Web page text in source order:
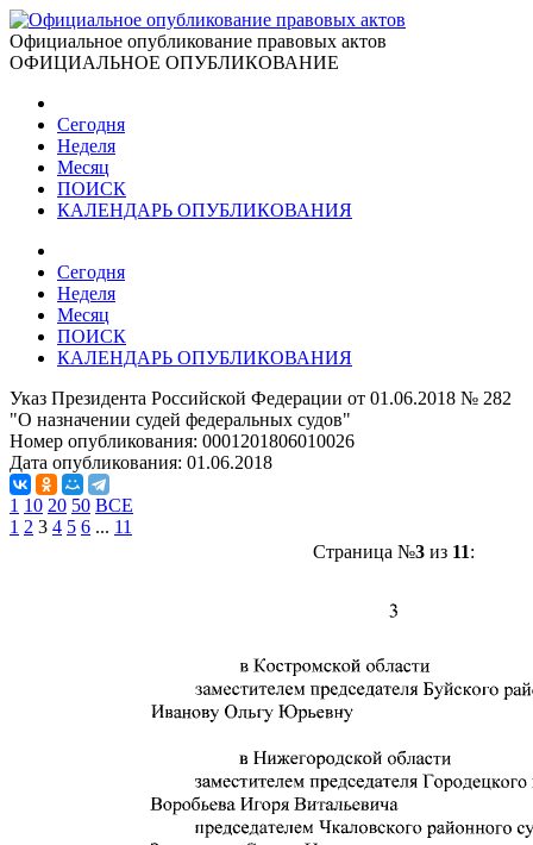
Официальное опубликование правовых актов
ОФИЦИАЛЬНОЕ ОПУБЛИКОВАНИЕ
Сегодня
Неделя
Месяц
ПОИСК
КАЛЕНДАРЬ ОПУБЛИКОВАНИЯ
Сегодня
Неделя
Месяц
ПОИСК
КАЛЕНДАРЬ ОПУБЛИКОВАНИЯ
Указ Президента Российской Федерации от 01.06.2018 № 282
"О назначении судей федеральных судов"
Номер опубликования: 0001201806010026
Дата опубликования: 01.06.2018
1 10 20 50 ВСЕ
1 2 3 4 5 6 ... 11
Страница №3 из 11: